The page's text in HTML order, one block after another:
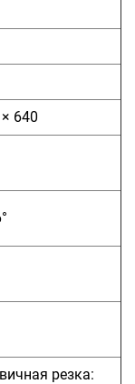
640
резка: